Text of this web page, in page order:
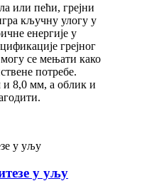
или пећи, грејни
кључну улогу у
енергије у
грејног
се мењати како
потребе.
и 8,0 мм, а облик и
у уљу